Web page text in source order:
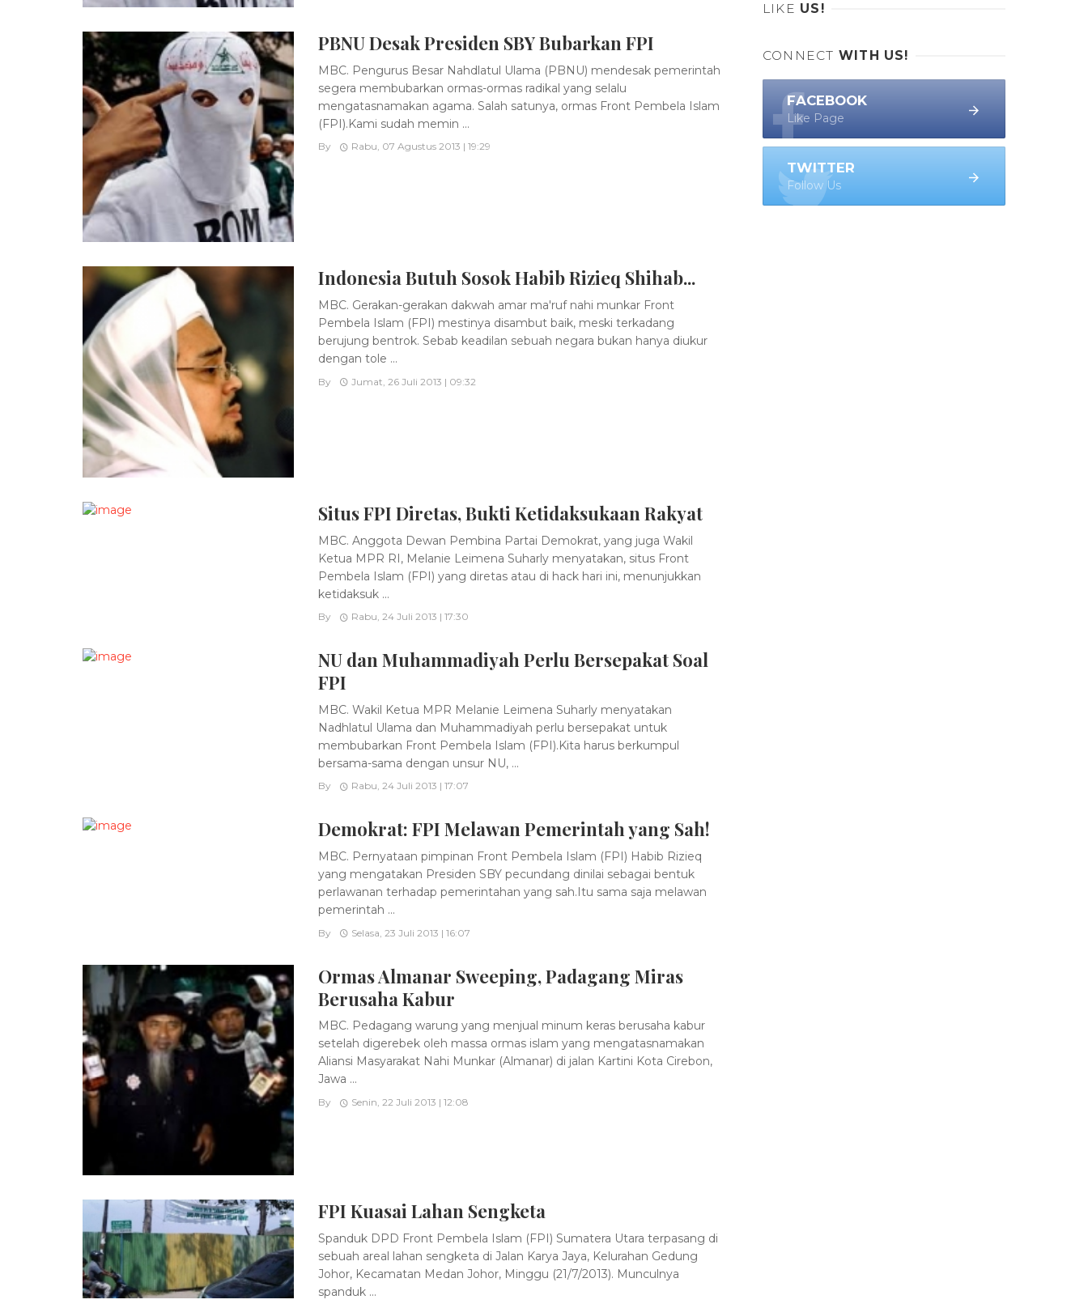
PBNU Desak Presiden SBY Bubarkan FPI
MBC. Pengurus Besar Nahdlatul Ulama (PBNU) mendesak pemerintah
segera membubarkan ormas-ormas radikal yang selalu
mengatasnamakan agama. Salah satunya, ormas Front Pembela Islam
(FPI).Kami sudah memin ...
By Rabu, 07 Agustus 2013 | 19:29
Indonesia Butuh Sosok Habib Rizieq Shihab...
MBC. Gerakan-gerakan dakwah amar ma'ruf nahi munkar Front
Pembela Islam (FPI) mestinya disambut baik, meski terkadang
berujung bentrok. Sebab keadilan sebuah negara bukan hanya diukur
dengan tole ...
By Jumat, 26 Juli 2013 | 09:32
Situs FPI Diretas, Bukti Ketidaksukaan Rakyat
MBC. Anggota Dewan Pembina Partai Demokrat, yang juga Wakil
Ketua MPR RI, Melanie Leimena Suharly menyatakan, situs Front
Pembela Islam (FPI) yang diretas atau di hack hari ini, menunjukkan
ketidaksuk ...
By Rabu, 24 Juli 2013 | 17:30
NU dan Muhammadiyah Perlu Bersepakat Soal
FPI
MBC. Wakil Ketua MPR Melanie Leimena Suharly menyatakan
Nadhlatul Ulama dan Muhammadiyah perlu bersepakat untuk
membubarkan Front Pembela Islam (FPI).Kita harus berkumpul
bersama-sama dengan unsur NU, ...
By Rabu, 24 Juli 2013 | 17:07
Demokrat: FPI Melawan Pemerintah yang Sah!
MBC. Pernyataan pimpinan Front Pembela Islam (FPI) Habib Rizieq
yang mengatakan Presiden SBY pecundang dinilai sebagai bentuk
perlawanan terhadap pemerintahan yang sah.Itu sama saja melawan
pemerintah ...
By Selasa, 23 Juli 2013 | 16:07
Ormas Almanar Sweeping, Padagang Miras
Berusaha Kabur
MBC. Pedagang warung yang menjual minum keras berusaha kabur
setelah digerebek oleh massa ormas islam yang mengatasnamakan
Aliansi Masyarakat Nahi Munkar (Almanar) di jalan Kartini Kota Cirebon,
Jawa ...
By Senin, 22 Juli 2013 | 12:08
FPI Kuasai Lahan Sengketa
Spanduk DPD Front Pembela Islam (FPI) Sumatera Utara terpasang di
sebuah areal lahan sengketa di Jalan Karya Jaya, Kelurahan Gedung
Johor, Kecamatan Medan Johor, Minggu (21/7/2013). Munculnya
spanduk ...
LIKE US!
CONNECT WITH US!
FACEBOOK
Like Page
TWITTER
Follow Us